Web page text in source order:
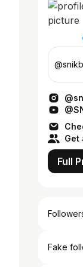
Get
Full
Fake